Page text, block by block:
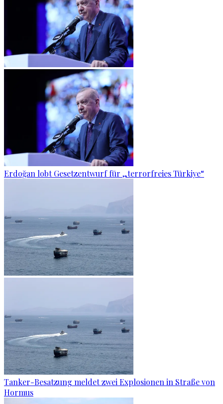
Erdoğan lobt Gesetzentwurf für „terrorfreies Türkiye“
Tanker-Besatzung meldet zwei Explosionen in Straße von
Hormus